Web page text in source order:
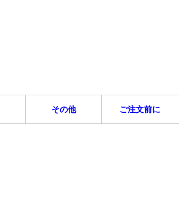
その他 ご注文前に